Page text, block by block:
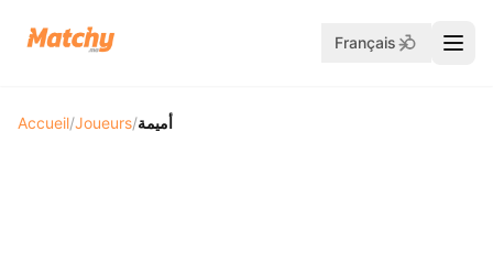
Français
Accueil/Joueurs/أميمة